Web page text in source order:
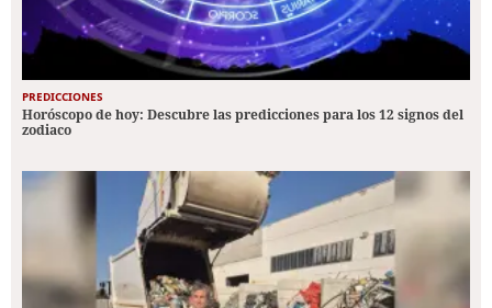
PREDICCIONES
Horóscopo de hoy: Descubre las predicciones para los 12 signos del
zodiaco